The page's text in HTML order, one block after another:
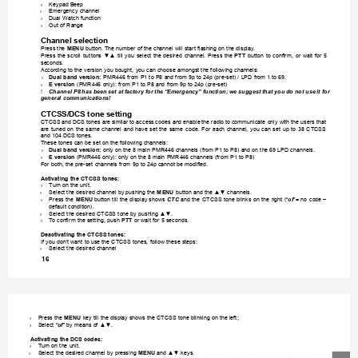
Keypad Beep
›
Emergency channel
›
Dual Watch function
›
Out of Range
›
Channel selection
Press the MENU button. The number of the channel will start ashing on the display.
Press the scroll buttons ▼▲ till you select the desired channel. Press the PTT button to conrm, or wait for 5
seconds.
According to the version you bought, you can choose amongst the following channels:
Dual band version:
›
PMR446 from P1 to P8 and from 9p to 24p (pre-set) / LPD from 1 to 69.
E version
›
(PMR446 only): from P1 to P8 and from 9p to 24p (pre-set)
!
Channel P8 has been set at factory for the “Emergency” function; we suggest that you do not use it for
general communications!
CTCSS/DCS tone setting
CTCSS and DCS tones are similar to access codes and enable the radio to communicate only with the users that
are tuned on the same channel and have set the same code. For each channel, you can set up to 38 CTCSS
and 104 DCS tones.
These tones can be set on the following channels:
Dual band version:
›
only on the 8 main PMR446 channels (from P1 to P8) and on the 69 LPD channels.
E version
›
(PMR446 only): only on the 8 main PMR446 channels (from P1 to P8)
For both, the pre-set channels from 9p to 24p cannot be modied.
Activating the CTCSS tones:
Turn on the unit.
›
Select the desired channel by pushing the
› MENU button and the ▲▼ channels.
Press the
› MENU button till the display shows CTC and the CTCSS tone blinks on the right (“of”= no code –
default condition).
Select the desired CTCSS tone by pushing ▲▼.
›
To conrm the setting, push
› PTT or wait for 5 seconds.
Deactivating the CTCSS tones:
If you don’t want to use the CTCSS tones, follow these steps:
Select the desired channel
›
16
Press the
› MENU key till the display shows the CTCSS tone blinking on the left;
Select “
› of” by means of ▲▼.
Activating the DCS codes:
Turn on the unit.
›
Select the desired channel by pressing
› MENU and ▲▼ keys.